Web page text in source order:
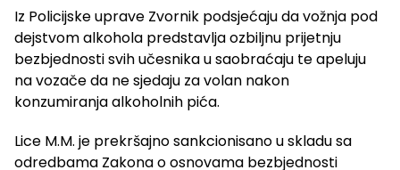
Iz Policijske uprave Zvornik podsjećaju da vožnja pod
dejstvom alkohola predstavlja ozbiljnu prijetnju
bezbjednosti svih učesnika u saobraćaju te apeluju
na vozače da ne sjedaju za volan nakon
konzumiranja alkoholnih pića.
Lice M.M. je prekršajno sankcionisano u skladu sa
odredbama Zakona o osnovama bezbjednosti